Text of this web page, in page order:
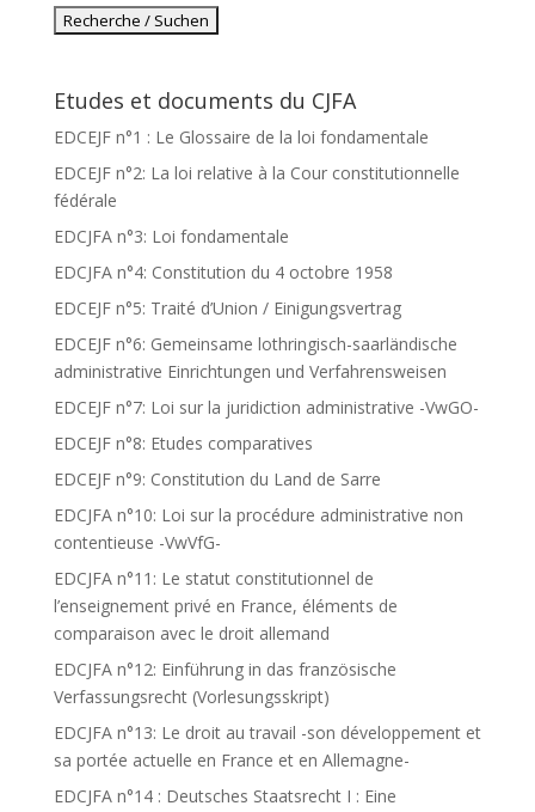
Etudes et documents du CJFA
EDCEJF n°1 : Le Glossaire de la loi fondamentale
EDCEJF n°2: La loi relative à la Cour constitutionnelle
fédérale
EDCJFA n°3: Loi fondamentale
EDCJFA n°4: Constitution du 4 octobre 1958
EDCEJF n°5: Traité d’Union / Einigungsvertrag
EDCEJF n°6: Gemeinsame lothringisch-saarländische
administrative Einrichtungen und Verfahrensweisen
EDCEJF n°7: Loi sur la juridiction administrative -VwGO-
EDCEJF n°8: Etudes comparatives
EDCEJF n°9: Constitution du Land de Sarre
EDCJFA n°10: Loi sur la procédure administrative non
contentieuse -VwVfG-
EDCJFA n°11: Le statut constitutionnel de
l’enseignement privé en France, éléments de
comparaison avec le droit allemand
EDCJFA n°12: Einführung in das französische
Verfassungsrecht (Vorlesungsskript)
EDCJFA n°13: Le droit au travail -son développement et
sa portée actuelle en France et en Allemagne-
EDCJFA n°14 : Deutsches Staatsrecht I : Eine